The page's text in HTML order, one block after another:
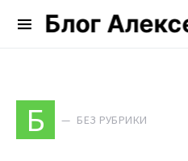
Блог
Search for:
Б БЕЗ РУБРИКИ